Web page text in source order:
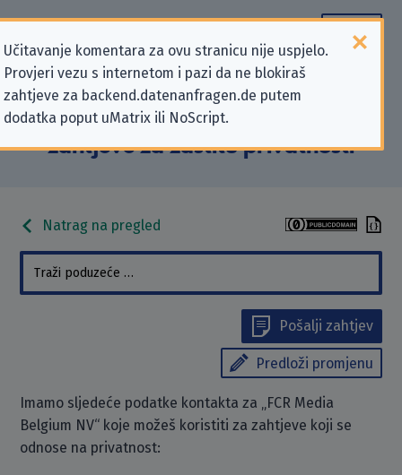
Učitavanje komentara za ovu stranicu nije uspjelo.
Provjeri vezu s internetom i pazi da ne blokiraš
zahtjeve za backend.datenanfragen.de putem
dodatka poput uMatrix ili NoScript.
Podaci kontakta „FCR Media
Belgium NV” koji se odnose na
zahtjeve za zaštitu privatnosti
Natrag na pregled
Pošalji zahtjev
Predloži promjenu
Imamo sljedeće podatke kontakta za „FCR Media
Belgium NV“ koje možeš koristiti za zahtjeve koji se
odnose na privatnost: